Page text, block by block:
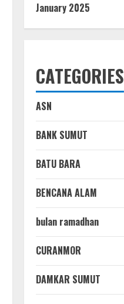
January 2025
CATEGORIES
ASN
BANK SUMUT
BATU BARA
BENCANA ALAM
bulan ramadhan
CURANMOR
DAMKAR SUMUT